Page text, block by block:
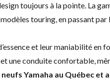
toujours à la pointe. La
touring, en passant par
et leur maniabilité en
une conduite confortable,
Yamaha au Québec et